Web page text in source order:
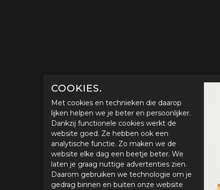
COOKIES.
Met cookies en technieken die daarop
lijken helpen we je beter en persoonlijker.
Dankzij functionele cookies werkt de
website goed. Ze hebben ook een
analytische functie. Zo maken we de
website elke dag een beetje beter. We
laten je graag nuttige advertenties zien.
Daarom gebruiken we technologie om je
gedrag binnen en buiten onze website